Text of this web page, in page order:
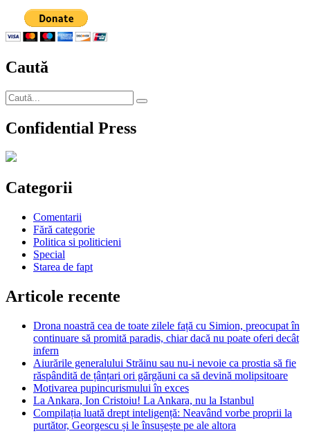
Caută
Caută
după:
Căutare
Confidential Press
Categorii
Comentarii
Fără categorie
Politica si politicieni
Special
Starea de fapt
Articole recente
Drona noastră cea de toate zilele față cu Simion, preocupat în
continuare să promită paradis, chiar dacă nu poate oferi decât
infern
Aiurările generalului Străinu sau nu-i nevoie ca prostia să fie
răspândită de țânțari ori gărgăuni ca să devină molipsitoare
Motivarea pupincurismului în exces
La Ankara, Ion Cristoiu! La Ankara, nu la Istanbul
Compilația luată drept inteligență: Neavând vorbe proprii la
purtător, Georgescu și le însușește pe ale altora